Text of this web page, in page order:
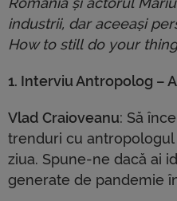
industrii, dar aceeași
How to still do your
1. Interviu Antropolog –
Vlad Craioveanu: Să
trenduri cu antropologul
ziua. Spune-ne dacă ai
generate de pandemie